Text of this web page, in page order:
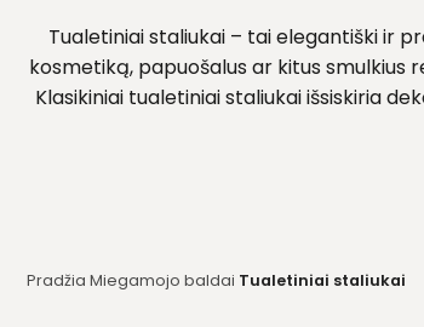
Tualetiniai staliukai – tai elegantiški ir
kosmetiką, papuošalus ar kitus smulkius
Klasikiniai tualetiniai staliukai išsiskiria
Pradžia Miegamojo baldai Tualetiniai staliukai